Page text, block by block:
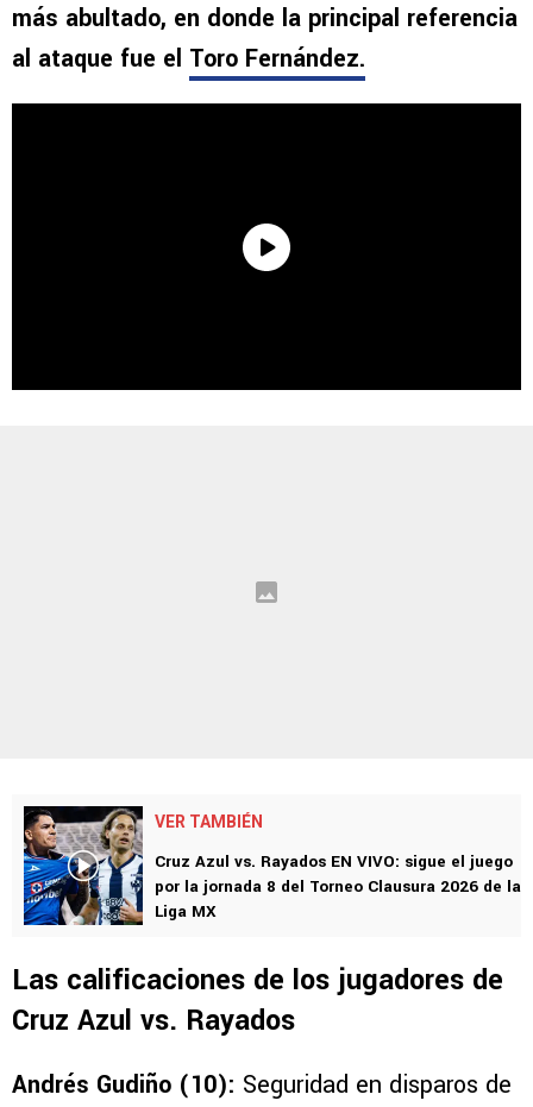
más abultado, en donde la principal referencia
al ataque fue el Toro Fernández.
VER TAMBIÉN
Cruz Azul vs. Rayados EN VIVO: sigue el juego
por la jornada 8 del Torneo Clausura 2026 de la
Liga MX
Las calificaciones de los jugadores de
Cruz Azul vs. Rayados
Andrés Gudiño (10): Seguridad en disparos de